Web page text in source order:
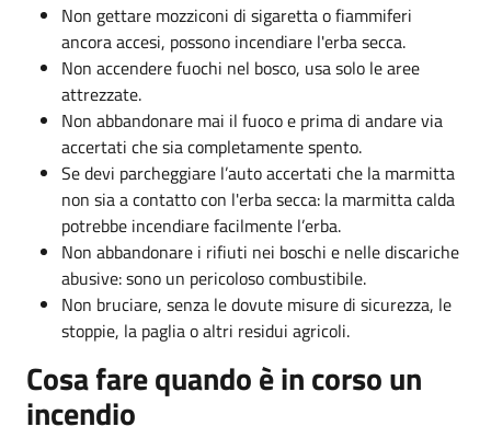
Non gettare mozziconi di sigaretta o fiammiferi
ancora accesi, possono incendiare l'erba secca.
Non accendere fuochi nel bosco, usa solo le aree
attrezzate.
Non abbandonare mai il fuoco e prima di andare via
accertati che sia completamente spento.
Se devi parcheggiare l’auto accertati che la marmitta
non sia a contatto con l'erba secca: la marmitta calda
potrebbe incendiare facilmente l’erba.
Non abbandonare i rifiuti nei boschi e nelle discariche
abusive: sono un pericoloso combustibile.
Non bruciare, senza le dovute misure di sicurezza, le
stoppie, la paglia o altri residui agricoli.
Cosa fare quando è in corso un
incendio